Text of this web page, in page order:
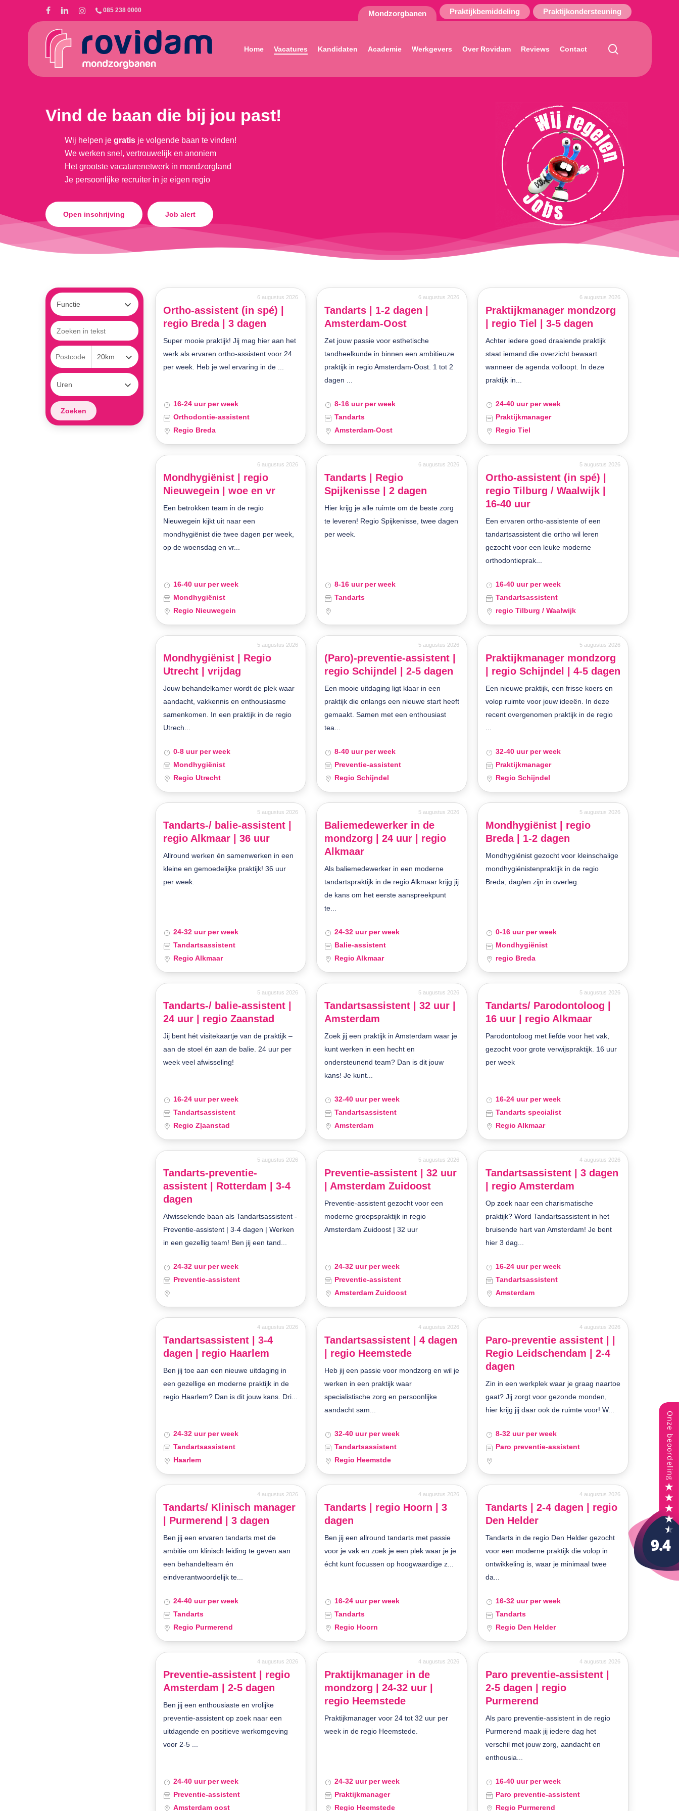
085 238 0000 Mondzorgbanen Praktijkbemiddeling Praktijkondersteuning
Druk op enter om te zoeken of ESC om te sluiten
Home Vacatures Kandidaten Academie Werkgevers Over Rovidam Reviews Contact
Vind de baan die bij jou past!
Wij helpen jegratis je volgende baan te vinden!
We werken snel, vertrouwelijk en anoniem
Het grootste vacaturenetwerk in mondzorgland
Je persoonlijke recruiter in je eigen regio
Open inschrijving Job alert
6 augustus 2026
Ortho-assistent (in spé) |
regio Breda | 3 dagen
Super mooie praktijk! Jij mag hier aan het
werk als ervaren ortho-assistent voor 24
per week. Heb je wel ervaring in de ...
16-24 uur per week
Orthodontie-assistent
Regio Breda
6 augustus 2026
Tandarts | 1-2 dagen |
Amsterdam-Oost
Zet jouw passie voor esthetische
tandheelkunde in binnen een ambitieuze
praktijk in regio Amsterdam-Oost. 1 tot 2
dagen ...
8-16 uur per week
Tandarts
Amsterdam-Oost
6 augustus 2026
Praktijkmanager mondzorg
| regio Tiel | 3-5 dagen
Achter iedere goed draaiende praktijk
staat iemand die overzicht bewaart
wanneer de agenda volloopt. In deze
praktijk in...
24-40 uur per week
Praktijkmanager
Regio Tiel
6 augustus 2026
Mondhygiënist | regio
Nieuwegein | woe en vr
Een betrokken team in de regio
Nieuwegein kijkt uit naar een
mondhygiënist die twee dagen per week,
op de woensdag en vr...
16-40 uur per week
Mondhygiënist
Regio Nieuwegein
6 augustus 2026
Tandarts | Regio
Spijkenisse | 2 dagen
Hier krijg je alle ruimte om de beste zorg
te leveren! Regio Spijkenisse, twee dagen
per week.
8-16 uur per week
Tandarts
5 augustus 2026
Ortho-assistent (in spé) |
regio Tilburg / Waalwijk |
16-40 uur
Een ervaren ortho-assistente of een
tandartsassistent die ortho wil leren
gezocht voor een leuke moderne
orthodontieprak...
16-40 uur per week
Tandartsassistent
regio Tilburg / Waalwijk
5 augustus 2026
Mondhygiënist | Regio
Utrecht | vrijdag
Jouw behandelkamer wordt de plek waar
aandacht, vakkennis en enthousiasme
samenkomen. In een praktijk in de regio
Utrech...
0-8 uur per week
Mondhygiënist
Regio Utrecht
5 augustus 2026
(Paro)-preventie-assistent |
regio Schijndel | 2-5 dagen
Een mooie uitdaging ligt klaar in een
praktijk die onlangs een nieuwe start heeft
gemaakt. Samen met een enthousiast
tea...
8-40 uur per week
Preventie-assistent
Regio Schijndel
5 augustus 2026
Praktijkmanager mondzorg
| regio Schijndel | 4-5 dagen
Een nieuwe praktijk, een frisse koers en
volop ruimte voor jouw ideeën. In deze
recent overgenomen praktijk in de regio
32-40 uur per week
Praktijkmanager
Regio Schijndel
5 augustus 2026
Tandarts-/ balie-assistent |
regio Alkmaar | 36 uur
Allround werken én samenwerken in een
kleine en gemoedelijke praktijk! 36 uur
per week.
24-32 uur per week
Tandartsassistent
Regio Alkmaar
5 augustus 2026
Baliemedewerker in de
mondzorg | 24 uur | regio
Alkmaar
Als baliemedewerker in een moderne
tandartspraktijk in de regio Alkmaar krijg jij
de kans om het eerste aanspreekpunt
te...
24-32 uur per week
Balie-assistent
Regio Alkmaar
5 augustus 2026
Mondhygiënist | regio
Breda | 1-2 dagen
Mondhygiënist gezocht voor kleinschalige
mondhygiënistenpraktijk in de regio
Breda, dag/en zijn in overleg.
0-16 uur per week
Mondhygiënist
regio Breda
5 augustus 2026
Tandarts-/ balie-assistent |
24 uur | regio Zaanstad
Jij bent hét visitekaartje van de praktijk –
aan de stoel én aan de balie. 24 uur per
week veel afwisseling!
16-24 uur per week
Tandartsassistent
Regio Z|aanstad
5 augustus 2026
Tandartsassistent | 32 uur |
Amsterdam
Zoek jij een praktijk in Amsterdam waar je
kunt werken in een hecht en
ondersteunend team? Dan is dit jouw
kans! Je kunt...
32-40 uur per week
Tandartsassistent
Amsterdam
5 augustus 2026
Tandarts/ Parodontoloog |
16 uur | regio Alkmaar
Parodontoloog met liefde voor het vak,
gezocht voor grote verwijspraktijk. 16 uur
per week
16-24 uur per week
Tandarts specialist
Regio Alkmaar
5 augustus 2026
Tandarts-preventie-
assistent | Rotterdam | 3-4
dagen
Afwisselende baan als Tandartsassistent -
Preventie-assistent | 3-4 dagen | Werken
in een gezellig team! Ben jij een tand...
24-32 uur per week
Preventie-assistent
5 augustus 2026
Preventie-assistent | 32 uur
| Amsterdam Zuidoost
Preventie-assistent gezocht voor een
moderne groepspraktijk in regio
Amsterdam Zuidoost | 32 uur
24-32 uur per week
Preventie-assistent
Amsterdam Zuidoost
4 augustus 2026
Tandartsassistent | 3 dagen
| regio Amsterdam
Op zoek naar een charismatische
praktijk? Word Tandartsassistent in het
bruisende hart van Amsterdam! Je bent
hier 3 dag...
16-24 uur per week
Tandartsassistent
Amsterdam
4 augustus 2026
Tandartsassistent | 3-4
dagen | regio Haarlem
Ben jij toe aan een nieuwe uitdaging in
een gezellige en moderne praktijk in de
regio Haarlem? Dan is dit jouw kans. Dri...
24-32 uur per week
Tandartsassistent
Haarlem
4 augustus 2026
Tandartsassistent | 4 dagen
| regio Heemstede
Heb jij een passie voor mondzorg en wil je
werken in een praktijk waar
specialistische zorg en persoonlijke
aandacht sam...
32-40 uur per week
Tandartsassistent
Regio Heemstde
4 augustus 2026
Paro-preventie assistent | |
Regio Leidschendam | 2-4
dagen
Zin in een werkplek waar je graag naartoe
gaat? Jij zorgt voor gezonde monden,
hier krijg jij daar ook de ruimte voor! W...
8-32 uur per week
Paro preventie-assistent
4 augustus 2026
Tandarts/ Klinisch manager
| Purmerend | 3 dagen
Ben jij een ervaren tandarts met de
ambitie om klinisch leiding te geven aan
een behandelteam én
eindverantwoordelijk te...
24-40 uur per week
Tandarts
Regio Purmerend
4 augustus 2026
Tandarts | regio Hoorn | 3
dagen
Ben jij een allround tandarts met passie
voor je vak en zoek je een plek waar je je
écht kunt focussen op hoogwaardige z...
16-24 uur per week
Tandarts
Regio Hoorn
4 augustus 2026
Tandarts | 2-4 dagen | regio
Den Helder
Tandarts in de regio Den Helder gezocht
voor een moderne praktijk die volop in
ontwikkeling is, waar je minimaal twee
da...
16-32 uur per week
Tandarts
Regio Den Helder
4 augustus 2026
Preventie-assistent | regio
Amsterdam | 2-5 dagen
Ben jij een enthousiaste en vrolijke
preventie-assistent op zoek naar een
uitdagende en positieve werkomgeving
voor 2-5 ...
24-40 uur per week
Preventie-assistent
Amsterdam oost
4 augustus 2026
Praktijkmanager in de
mondzorg | 24-32 uur |
regio Heemstede
Praktijkmanager voor 24 tot 32 uur per
week in de regio Heemstede.
24-32 uur per week
Praktijkmanager
Regio Heemstede
4 augustus 2026
Paro preventie-assistent |
2-5 dagen | regio
Purmerend
Als paro preventie-assistent in de regio
Purmerend maak jij iedere dag het
verschil met jouw zorg, aandacht en
enthousia...
16-40 uur per week
Paro preventie-assistent
Regio Purmerend